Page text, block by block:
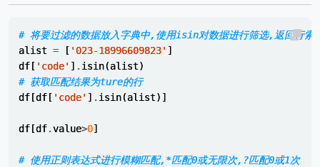
# 将要过滤的数据放入字典中,使用isin对数据进行筛选,返回行索
alist = [ '023-18996609823' ]
df [ 'code' ] . isin(alist)
# 获取匹配结果为ture的行
df [df [ 'code' ] . isin(alist)]
df [df.value>0]
# 使用正则表达式进行模糊匹配,*匹配0或无限次,?匹配0或1次